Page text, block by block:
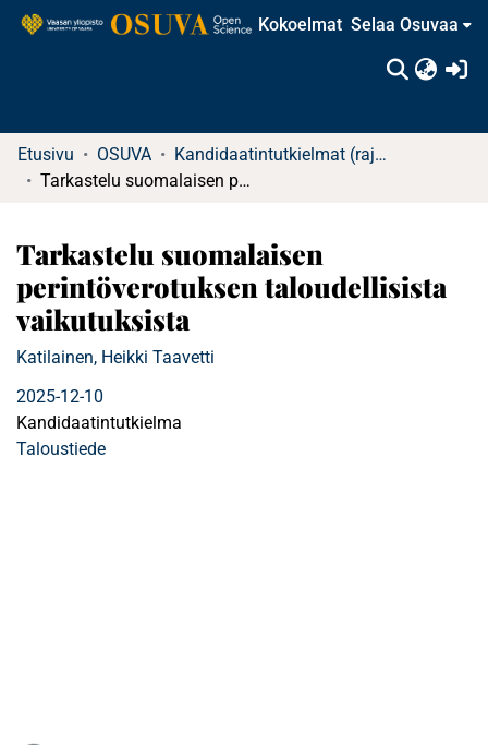
Kokoelmat Selaa Osuvaa
Etusivu OSUVA
Kandidaatintutkielmat (rajattu saatavuus)
Tarkastelu suomalaisen perintöverotuksen taloudellisista vaikutuksista
Tarkastelu suomalaisen
perintöverotuksen taloudellisista
vaikutuksista
Katilainen, Heikki Taavetti
2025-12-10
Kandidaatintutkielma
Taloustiede